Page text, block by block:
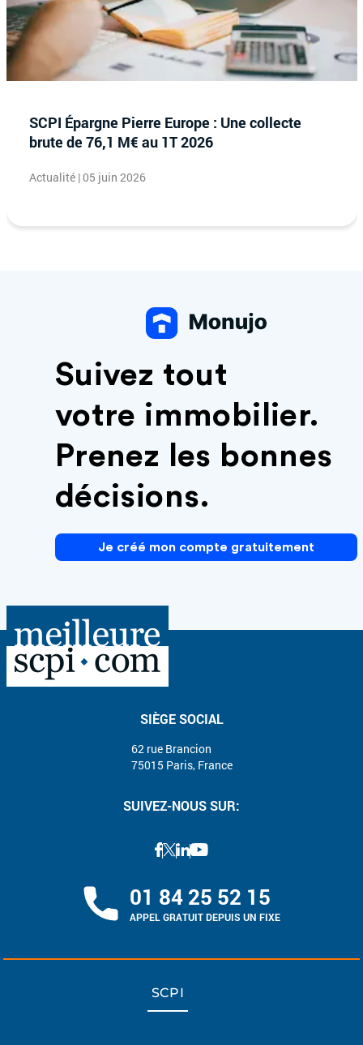
SCPI Épargne Pierre Europe : Une collecte
brute de 76,1 M€ au 1T 2026
Actualité | 05 juin 2026
Suivez tout
votre immobilier.
Prenez les bonnes
décisions.
Je créé mon compte gratuitement
SIÈGE SOCIAL
62 rue Brancion
75015 Paris, France
SUIVEZ-NOUS SUR:
01 84 25 52 15
APPEL GRATUIT DEPUIS UN FIXE
SCPI